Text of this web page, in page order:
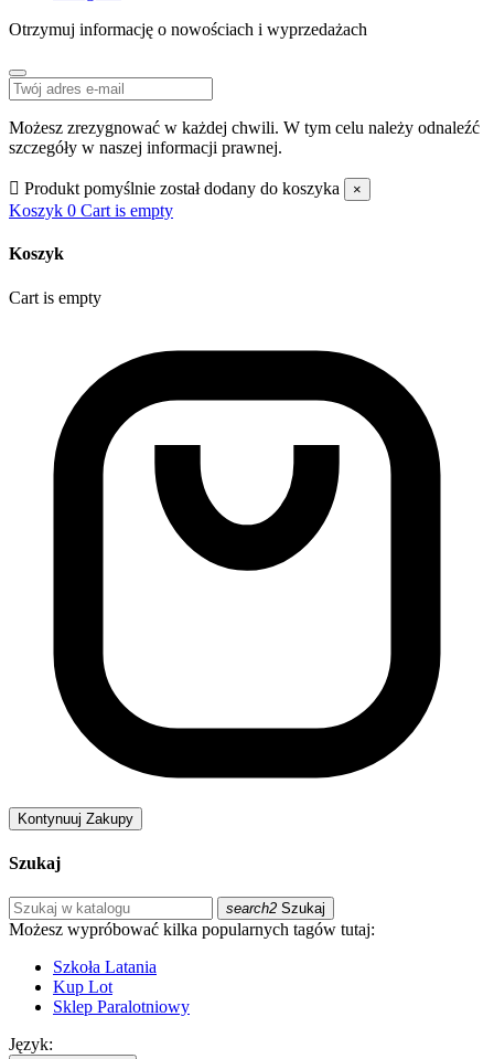
Otrzymuj informację o nowościach i wyprzedażach
Możesz zrezygnować w każdej chwili. W tym celu należy odnaleźć
szczegóły w naszej informacji prawnej.
 Produkt pomyślnie został dodany do koszyka ×
Koszyk 0 Cart is empty
Koszyk
Cart is empty
Kontynuuj Zakupy
Szukaj
search2 Szukaj
Możesz wypróbować kilka popularnych tagów tutaj:
Szkoła Latania
Kup Lot
Sklep Paralotniowy
Język: